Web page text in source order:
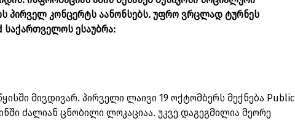
პირველ კონცერტს აანონსებს. უფრო ვრცლად ტურნეს
ესაუბრა:
მივდივარ. პირველი ლაივი 19 ოქტომბერს მექნება Public
ძალიან ცნობილი ლოკაციაა. უკვე დაგეგმილია მეორე